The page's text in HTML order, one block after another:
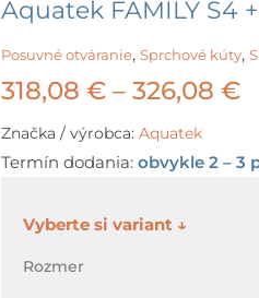
Aquatek FAMILY S4
Posuvné otváranie, Sprchové kúty,
318,08 € – 326,08 €
Značka / výrobca: Aquatek
Termín dodania: obvykle 2 – 3
Rozmer
množstvo